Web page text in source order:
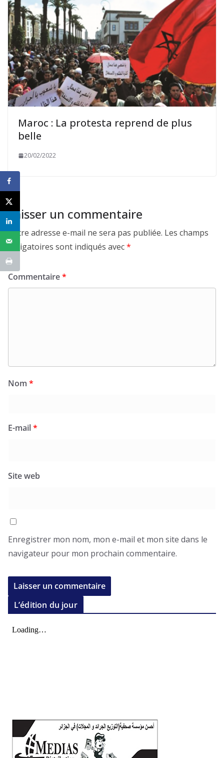
Maroc : La protesta reprend de plus
belle
20/02/2022
Laisser un commentaire
Votre adresse e-mail ne sera pas publiée. Les champs
obligatoires sont indiqués avec*
Commentaire*
Nom *
E-mail*
Site web
Enregistrer mon nom, mon e-mail et mon site dans le
navigateur pour mon prochain commentaire.
L’édition du jour